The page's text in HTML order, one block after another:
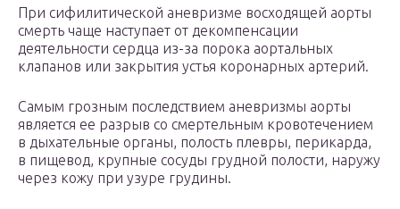
При сифилитической аневризме восходящей аорты
смерть чаще наступает от декомпенсации
деятельности сердца из-за порока аортальных
клапанов или закрытия устья коронарных артерий.
Самым грозным последствием аневризмы аорты
является ее разрыв со смертельным кровотечением
в дыхательные органы, полость плевры, перикарда,
в пищевод, крупные сосуды грудной полости, наружу
через кожу при узуре грудины.